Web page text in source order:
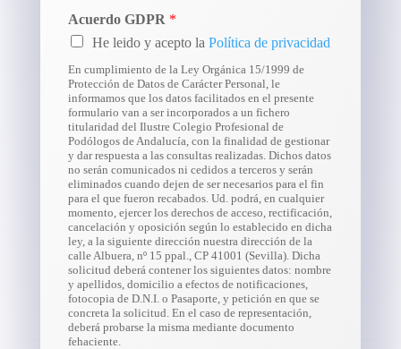
Acuerdo GDPR *
He leido y acepto la Política de privacidad
En cumplimiento de la Ley Orgánica 15/1999 de
Protección de Datos de Carácter Personal, le
informamos que los datos facilitados en el presente
formulario van a ser incorporados a un fichero
titularidad del Ilustre Colegio Profesional de
Podólogos de Andalucía, con la finalidad de gestionar
y dar respuesta a las consultas realizadas. Dichos datos
no serán comunicados ni cedidos a terceros y serán
eliminados cuando dejen de ser necesarios para el fin
para el que fueron recabados. Ud. podrá, en cualquier
momento, ejercer los derechos de acceso, rectificación,
cancelación y oposición según lo establecido en dicha
ley, a la siguiente dirección nuestra dirección de la
calle Albuera, nº 15 ppal., CP 41001 (Sevilla). Dicha
solicitud deberá contener los siguientes datos: nombre
y apellidos, domicilio a efectos de notificaciones,
fotocopia de D.N.I. o Pasaporte, y petición en que se
concreta la solicitud. En el caso de representación,
deberá probarse la misma mediante documento
fehaciente.